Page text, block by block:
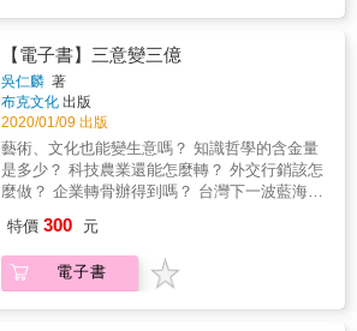
實組織。 & ★從個人到團隊都適用的膽識養成
法，TAET的其他應用 你以為TAET雙三角法則
只能用在商業經營領域？不，只要是碰到兩方
要為同一個目標攜手努力的情況，都可以運用
這個雙三角形，例如上司與下屬討論生涯規畫
時、父母想為孩子建立自信心時&hellip;&hellip;
而這些，作者都以豐富的實例說明，讓你知道
如何透過TAET溝通、分工、協作，發揮最大效
益！ & ★這本書適合： 一般工作者 專案負責
於產線，節能減碳也許是更具效益的。企業會
忽視節能的效益主要是缺乏能源管理系統，了
解潛在的節能的機會點，且許多企業主以為投
資節約能源改善，必須花費大筆金錢，或影響
產線生產。目前透過節能減碳降低溫室氣體的
排放，已經是各國共識，也是企業必須遵循的
規範，本書以台達電子節能實例與作者協助台
灣企業節能30年的經驗，讓企業了解，只要有
心為之，企業的能源使用效率要提升30%，或
【電子書】三意變三億
吳仁麟 著
布克文化 出版
2020/01/09 出版
藝術、文化也能變生意嗎？ 知識哲學的含金量
是多少？ 科技農業還能怎麼轉？ 外交行銷該怎
麼做？ 企業轉骨辦得到嗎？ 台灣下一波藍海在
飛了嗎？ & 作者長期在產業界活躍，並在報章
媒體發表「點子農場」專欄，透過記者專業的
產業觀察、兩岸三地的第一線接觸及與名人面
特價 300 元
電子書